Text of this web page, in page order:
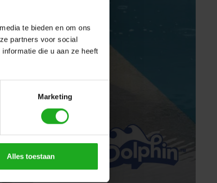
te bieden en om ons
partners voor social
die u aan ze heeft
Marketing
Alles toestaan